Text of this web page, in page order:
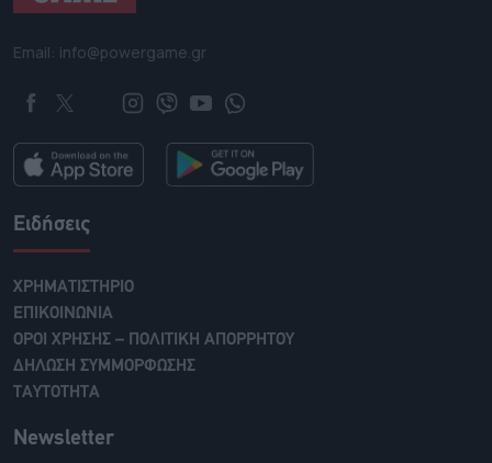
Email: info@powergame.gr
Ειδήσεις
ΧΡΗΜΑΤΙΣΤΗΡΙΟ
ΕΠΙΚΟΙΝΩΝΙΑ
ΟΡΟΙ ΧΡΗΣΗΣ – ΠΟΛΙΤΙΚΗ ΑΠΟΡΡΗΤΟΥ
ΔΗΛΩΣΗ ΣΥΜΜΟΡΦΩΣΗΣ
ΤΑΥΤΟΤΗΤΑ
Newsletter